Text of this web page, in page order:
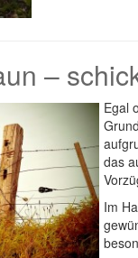
–
Egal
das
Im